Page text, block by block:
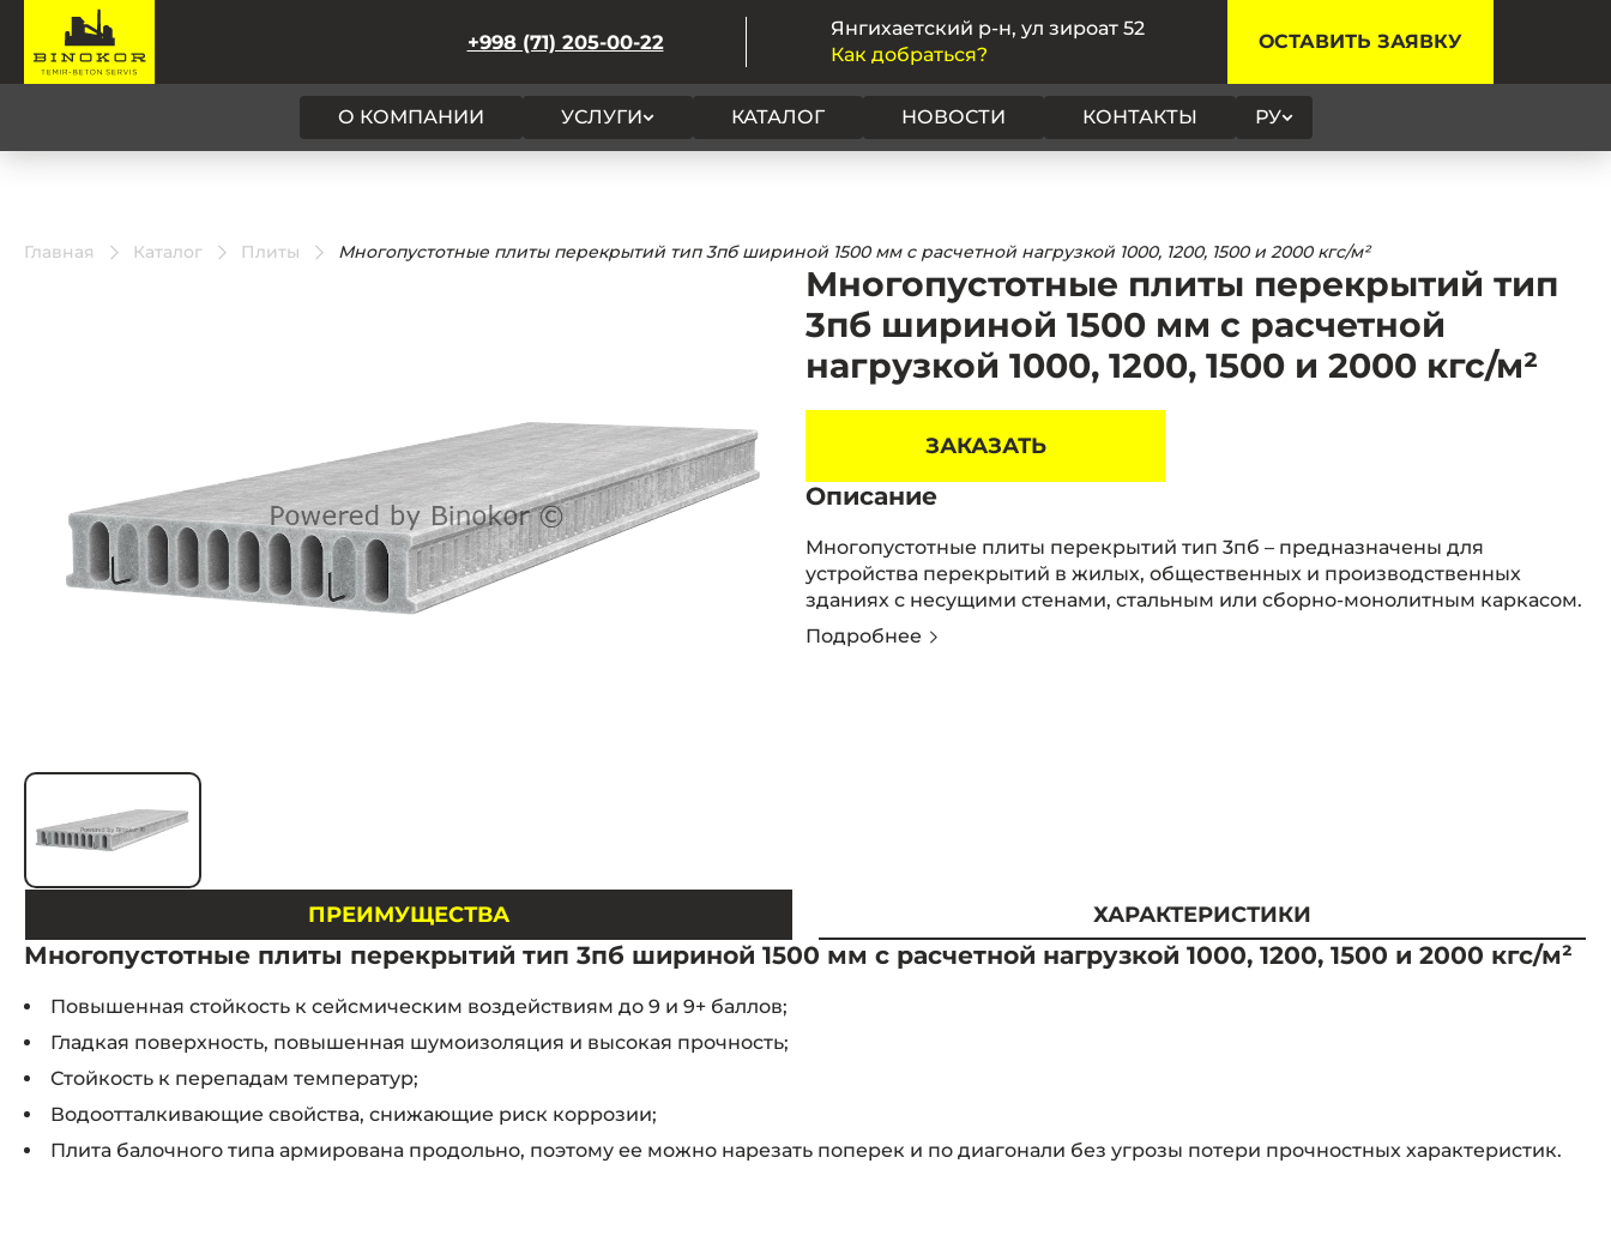
+998 (71) 205-00-22
Янгихаетский р-н, ул зироат 52
Как добраться?
ОСТАВИТЬ ЗАЯВКУ
О КОМПАНИИ УСЛУГИ КАТАЛОГ НОВОСТИ КОНТАКТЫ РУ
Главная Каталог Плиты Многопустотные плиты перекрытий тип 3пб шириной 1500 мм с расчетной нагрузкой 1000, 1200, 1500 и 2000 кгс/м²
Многопустотные плиты перекрытий тип
3пб шириной 1500 мм с расчетной
нагрузкой 1000, 1200, 1500 и 2000 кгс/м²
ЗАКАЗАТЬ
Описание
Многопустотные плиты перекрытий тип 3пб – предназначены для
устройства перекрытий в жилых, общественных и производственных
зданиях с несущими стенами, стальным или сборно-монолитным каркасом.
Подробнее
ПРЕИМУЩЕСТВА ХАРАКТЕРИСТИКИ
Многопустотные плиты перекрытий тип 3пб шириной 1500 мм с расчетной нагрузкой 1000, 1200, 1500 и 2000 кгс/м²
Повышенная стойкость к сейсмическим воздействиям до 9 и 9+ баллов;
Гладкая поверхность, повышенная шумоизоляция и высокая прочность;
Стойкость к перепадам температур;
Водоотталкивающие свойства, снижающие риск коррозии;
Плита балочного типа армирована продольно, поэтому ее можно нарезать поперек и по диагонали без угрозы потери прочностных характеристик.